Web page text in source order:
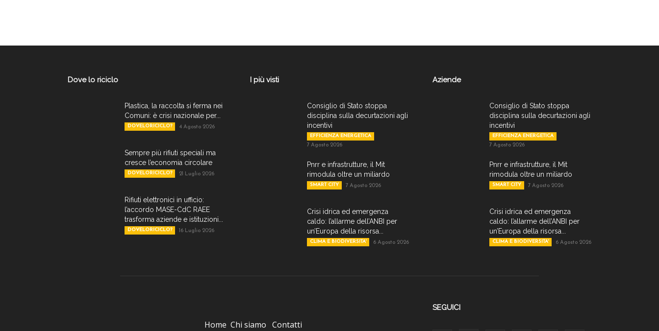
Dove lo riciclo
Plastica, la raccolta si ferma nei
Comuni: è crisi nazionale per...
DOVELORICICLO? 4 Agosto 2026
Sempre più rifiuti speciali ma
cresce l’economia circolare
DOVELORICICLO? 21 Luglio 2026
Rifiuti elettronici in ufficio:
l’accordo MASE-CdC RAEE
trasforma aziende e istituzioni...
DOVELORICICLO? 16 Luglio 2026
I più visti
Consiglio di Stato stoppa
disciplina sulla decurtazioni agli
incentivi
EFFICIENZA ENERGETICA
7 Agosto 2026
Pnrr e infrastrutture, il Mit
rimodula oltre un miliardo
SMART CITY 7 Agosto 2026
Crisi idrica ed emergenza
caldo: l’allarme dell’ANBI per
un’Europa della risorsa...
CLIMA E BIODIVERSITA' 6 Agosto 2026
Aziende
Consiglio di Stato stoppa
disciplina sulla decurtazioni agli
incentivi
EFFICIENZA ENERGETICA
7 Agosto 2026
Pnrr e infrastrutture, il Mit
rimodula oltre un miliardo
SMART CITY 7 Agosto 2026
Crisi idrica ed emergenza
caldo: l’allarme dell’ANBI per
un’Europa della risorsa...
CLIMA E BIODIVERSITA' 6 Agosto 2026
Home Chi siamo Contatti
SEGUICI